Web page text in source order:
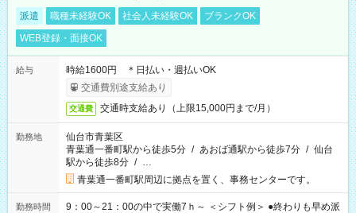
派遣 職種未経験OK 社会人未経験OK
ブランクOK
WEB登録・面接OK
給与
時給1600円 ＊日払い・週払いOK
交通費別途支給あり
交通費 交通時支給あり（上限15,000円まで/月）
勤務地
仙台市青葉区
青葉通一番町駅から徒歩5分 / あおば通駅から徒歩7分 / 仙台
駅から徒歩8分 / …
青葉通一番町駅周辺に拠点を置く、事務センターです。
勤務時間
9：00～21：00の中で実働7ｈ～ ＜シフト例＞ ●終わりも早め派